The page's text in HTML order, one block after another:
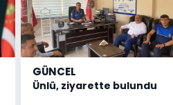
GÜNCEL
Ünlü, ziyarette bulundu